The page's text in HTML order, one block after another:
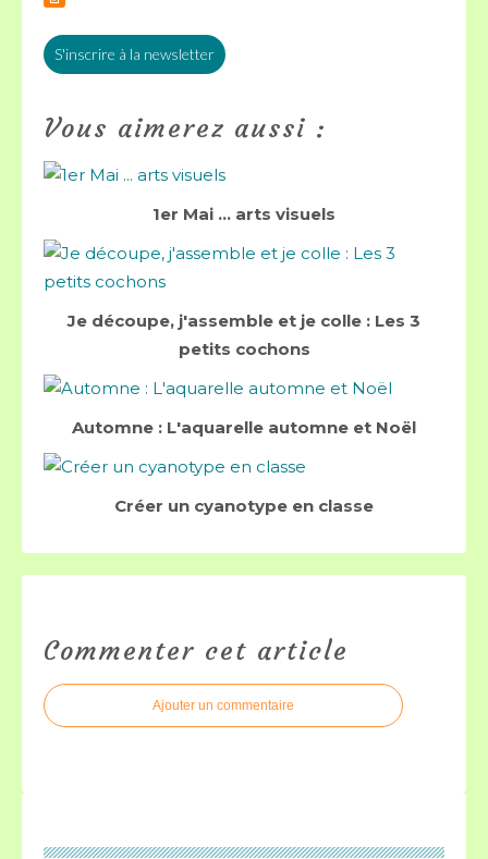
S'inscrire à la newsletter
Vous aimerez aussi :
1er Mai ... arts visuels
Je découpe, j'assemble et je colle : Les 3
petits cochons
Automne : L'aquarelle automne et Noël
Créer un cyanotype en classe
Commenter cet article
Ajouter un commentaire